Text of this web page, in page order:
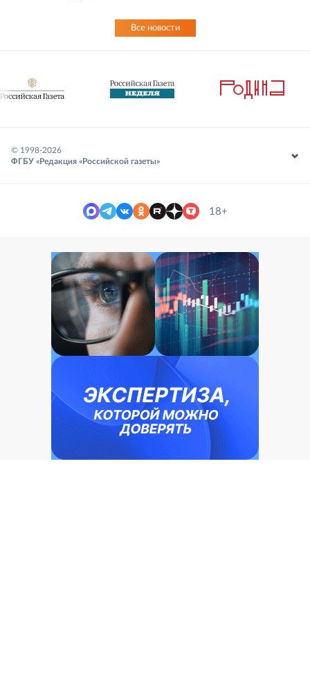
Все новости
© 1998-2026
ФГБУ «Редакция «Российской газеты»
18+